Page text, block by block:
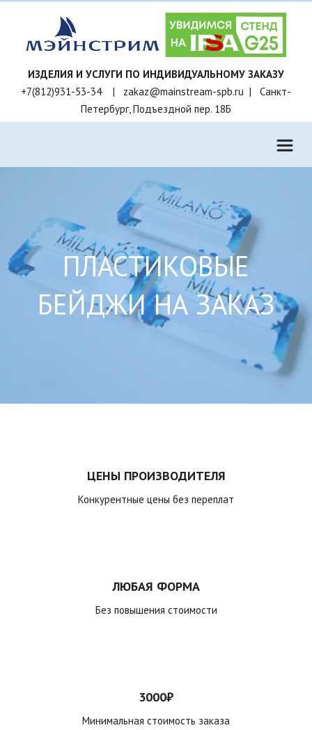
ИЗДЕЛИЯ И УСЛУГИ ПО ИНДИВИДУАЛЬНОМУ ЗАКАЗУ
+7(812)931-53-34    |   zakaz@mainstream-spb.ru  |   Санкт-
Петербург, Подъездной пер. 18Б
ПЛАСТИКОВЫЕ
БЕЙДЖИ НА ЗАКАЗ
ЦЕНЫ ПРОИЗВОДИТЕЛЯ
Конкурентные цены без переплат
ЛЮБАЯ ФОРМА
Без повышения стоимости
3000₽
Минимальная стоимость заказа